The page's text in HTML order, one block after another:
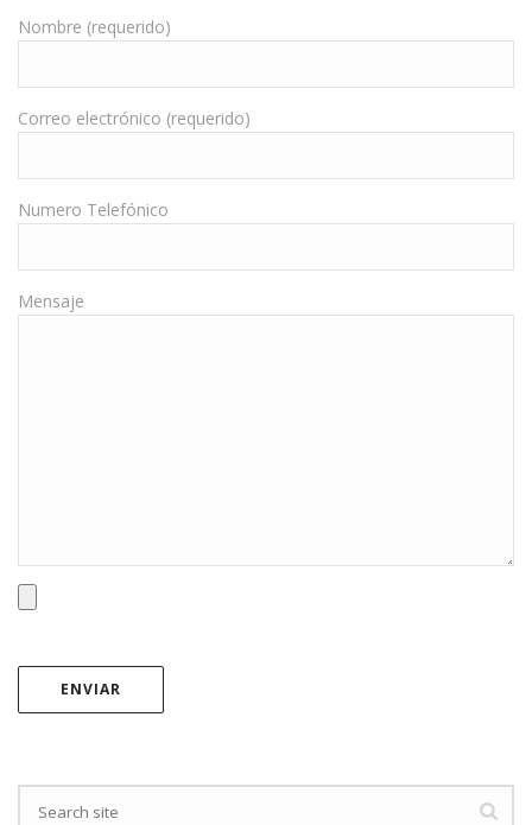
Nombre (requerido)
Correo electrónico (requerido)
Numero Telefónico
Mensaje